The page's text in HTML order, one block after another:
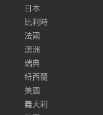
日本
比利時
法國
澳洲
瑞典
紐西蘭
美國
義大利